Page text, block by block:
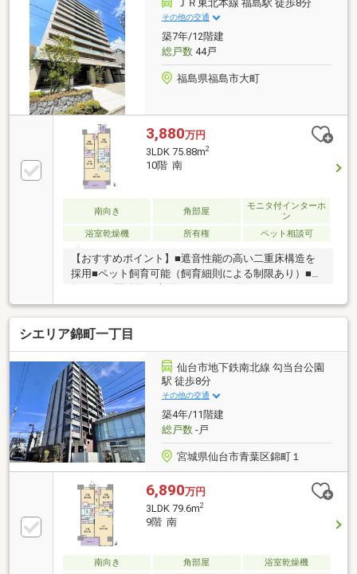
ＪＲ東北本線 福島駅 徒歩8分
その他の交通
築7年/12階建
総戸数44戸
福島県福島市大町
3,880万円
3LDK 75.88m2
10階 南
南向き 角部屋
モニタ付インターホ
ン
浴室乾燥機
所有権 ペット相談可
【おすすめポイント】■遮音性能の高い二重床構造を
採用■ペット飼育可能（飼育細則による制限あり）■奥
ーム付き（使用料無償）■福島市立第一小学校まで徒
歩1分、通学のしやすい立地■ハンズフリーキーのた
め、カバンやポケットにいれたままでも開錠すること
が可能■2面採光につき、陽当り良好の明るい室内■便
利な食品宅配受け取りサービス「食配ラボ」☆不動産
のことなら地域密着ワールドレジデンシャル東日本に
お任せください☆【随時、内覧希望を受付をしており
ます】０１２０－７０１－６０３まで連絡を頂き事前
にご予約頂けますとスムーズです。
シエリア錦町一丁目
仙台市地下鉄南北線 勾当台公園
駅 徒歩8分
その他の交通
築4年/11階建
総戸数-戸
宮城県仙台市青葉区錦町１
6,890万円
3LDK 79.6m2
9階 南
南向き 角部屋
浴室乾燥機